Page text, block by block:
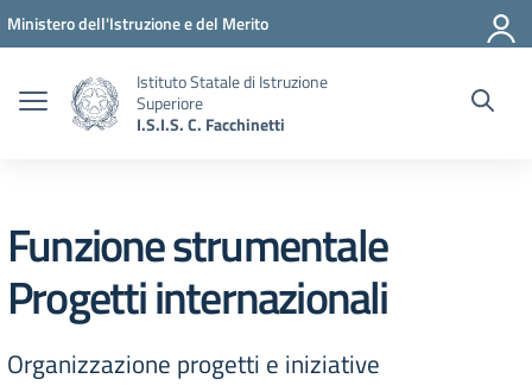
Vai ai contenuti
Vai al menu di navigazione
Vai al footer
Ministero dell'Istruzione e del Merito
Istituto Statale di Istruzione
Superiore
I.S.I.S. C. Facchinetti
Funzione strumentale
Progetti internazionali
Organizzazione progetti e iniziative